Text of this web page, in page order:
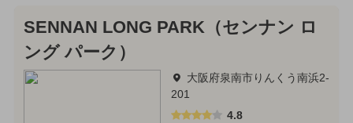
SENNAN LONG PARK（センナン ロ
ング パーク）
大阪府泉南市りんくう南浜2-
201
4.8